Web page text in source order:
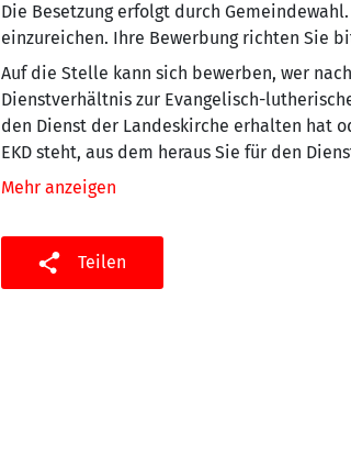
Die Besetzung erfolgt durch
einzureichen. Ihre Bewerbung richten Sie
Auf die Stelle kann sich bewerben, wer
Dienstverhältnis zur Evangelisch-
den Dienst der Landeskirche erhalten hat
EKD steht, aus dem heraus Sie für den
Mehr anzeigen
Teilen